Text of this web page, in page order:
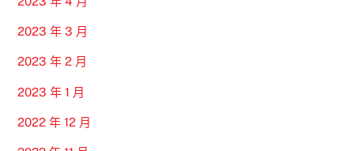
2023 年 3 月
2023 年 2 月
2023 年 1 月
2022 年 12 月